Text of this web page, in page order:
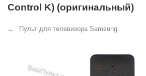
Control K) (оригинальный)
Пульт для телевизора Samsung